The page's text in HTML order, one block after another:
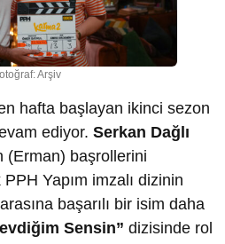
Arşiv
hafta başlayan ikinci sezon
ediyor. Serkan Dağlı
(Erman) başrollerini
Yapım imzalı dizinin
başarılı bir isim daha
Sensin” dizisinde rol